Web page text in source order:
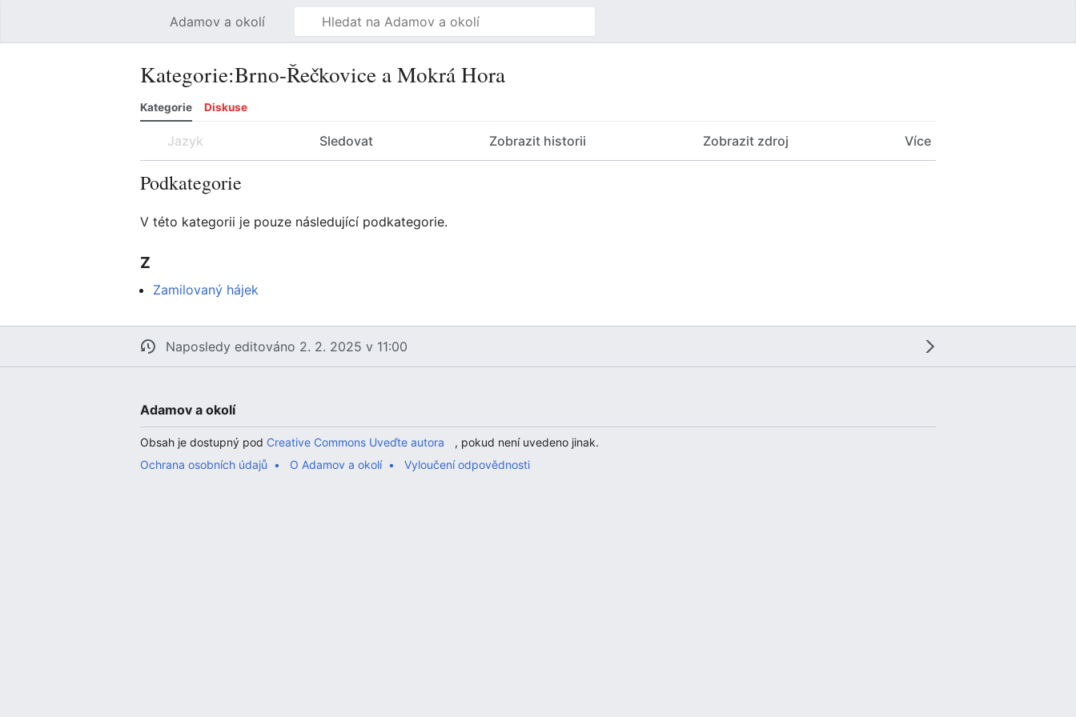
Adamov a okolí
Kategorie:Brno-Řečkovice a Mokrá Hora
Kategorie Diskuse
Jazyk Sledovat Zobrazit historii Zobrazit zdroj Více
Podkategorie
V této kategorii je pouze následující podkategorie.
Z
Zamilovaný hájek
Naposledy editováno 2. 2. 2025 v 11:00
Adamov a okolí
Obsah je dostupný pod Creative Commons Uveďte autora
, pokud není uvedeno jinak.
Ochrana osobních údajů
O Adamov a okolí Vyloučení odpovědnosti